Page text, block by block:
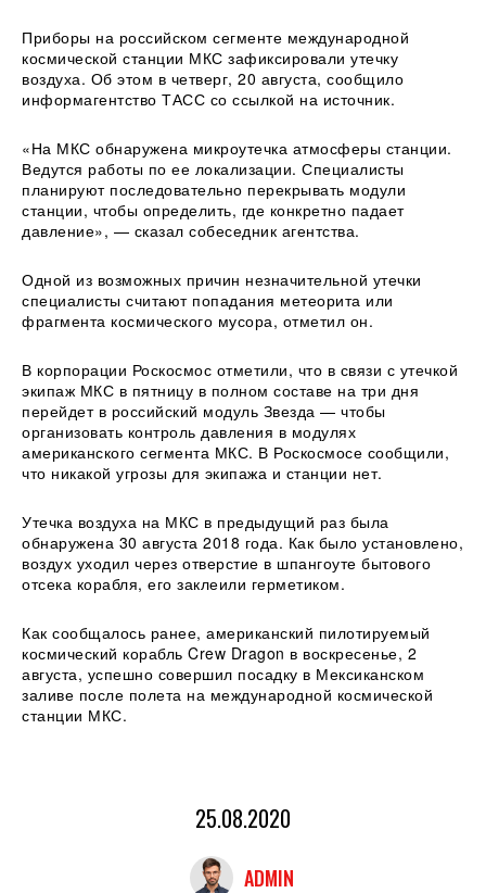
Приборы на российском сегменте международной
космической станции МКС зафиксировали утечку
воздуха. Об этом в четверг, 20 августа, сообщило
информагентство ТАСС со ссылкой на источник.
«На МКС обнаружена микроутечка атмосферы станции.
Ведутся работы по ее локализации. Специалисты
планируют последовательно перекрывать модули
станции, чтобы определить, где конкретно падает
давление», — сказал собеседник агентства.
Одной из возможных причин незначительной утечки
специалисты считают попадания метеорита или
фрагмента космического мусора, отметил он.
В корпорации Роскосмос отметили, что в связи с утечкой
экипаж МКС в пятницу в полном составе на три дня
перейдет в российский модуль Звезда — чтобы
организовать контроль давления в модулях
американского сегмента МКС. В Роскосмосе сообщили,
что никакой угрозы для экипажа и станции нет.
Утечка воздуха на МКС в предыдущий раз была
обнаружена 30 августа 2018 года. Как было установлено,
воздух уходил через отверстие в шпангоуте бытового
отсека корабля, его заклеили герметиком.
Как сообщалось ранее, американский пилотируемый
космический корабль Crew Dragon в воскресенье, 2
августа, успешно совершил посадку в Мексиканском
заливе после полета на международной космической
станции МКС.
25.08.2020
ADMIN